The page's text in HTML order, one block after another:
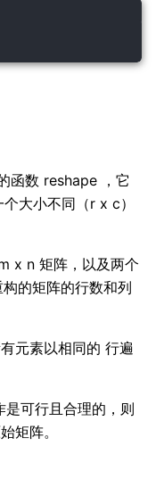
函数 reshape ，它
大小不同（r x c）
x n 矩阵，以及两个
的矩阵的行数和列
元素以相同的 行遍
可行且合理的，则
矩阵。